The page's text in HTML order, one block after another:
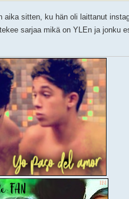
sitten, ku hän oli laittanut
sarjaa mikä on YLEn ja jonku